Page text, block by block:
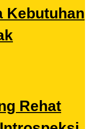
Kebutuhan
Rehat